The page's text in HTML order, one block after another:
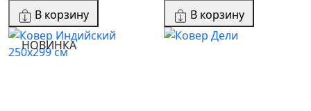
В корзину
В корзину
НОВИНКА